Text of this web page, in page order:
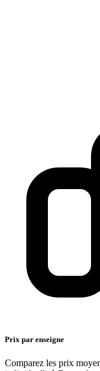
Prix par enseigne
Comparez les prix